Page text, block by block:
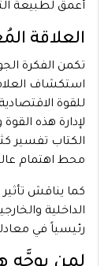
أعمق لطبيعة
العلاقة
تكمن الفكرة
استكشاف
للقوة
لإدارة هذه
الكتاب تفسير
محط اهتمام
كما يناقش
الداخلية
رئيسياً في